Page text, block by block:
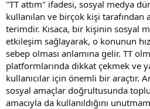
"TT attım" ifadesi, sosyal medya
kullanılan ve birçok kişi tarafından
terimdir. Kısaca, bir kişinin sosyal
etkileşim sağlayarak, o konunun
sebep olması anlamına gelir. TT
platformlarında dikkat çekmek ve
kullanıcılar için önemli bir araçtır.
sosyal amaçlar doğrultusunda
amacıyla da kullanıldığını